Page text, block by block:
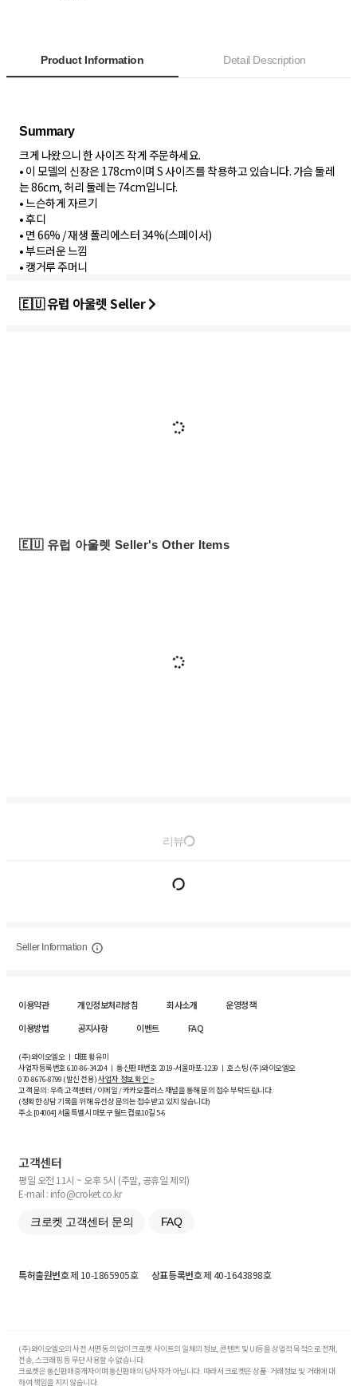
Product Information Detail Description
Summary
크게 나왔으니 한 사이즈 작게 주문하세요.
• 이 모델의 신장은 178cm이며 S 사이즈를 착용하고 있습니다. 가슴 둘레
는 86cm, 허리 둘레는 74cm입니다.
• 느슨하게 자르기
• 후디
• 면 66% / 재생 폴리에스터 34%(스페이서)
• 부드러운 느낌
• 캥거루 주머니
🇪🇺 유럽 아울렛 Seller
🇪🇺 유럽 아울렛 Seller's Other Items
리뷰
Seller Information
이용약관 개인정보처리방침 회사소개
운영정책
이용방법
공지사항 이벤트 FAQ
(주)와이오엘오 ㅣ 대표 황유미
사업자등록번호610-86-34204ㅣ 통신판매번호 2019-서울마포-1239 ㅣ 호스팅 (주)와이오엘오
070-8676-8799 (발신 전용)사업자 정보 확인 >
고객 문의: 우측 고객센터 / 이메일 / 카카오플러스 채널을 통해 문의 접수 부탁드립니다.
(정확한 상담 기록을 위해 유선상 문의는 접수받고 있지 않습니다)
주소 [04004] 서울특별시 마포구 월드컵로10길5-6
고객센터
평일 오전 11시 ~ 오후 5시 (주말, 공휴일 제외)
E-mail : info@croket.co.kr
크로켓 고객센터 문의 FAQ
특허출원번호제 10-1865905호 상표등록번호제 40-1643898호
(주)와이오엘오의 사전 서면 동의 없이 크로켓 사이트의 일체의 정보, 콘텐츠 및 UI등을 상업적 목적으로 전재,
전송, 스크래핑 등 무단 사용할 수 없습니다.
크로켓은 통신판매중개자이며 통신판매의 당사자가 아닙니다. 따라서 크로켓은 상품·거래정보 및 거래에 대
하여 책임을 지지 않습니다.